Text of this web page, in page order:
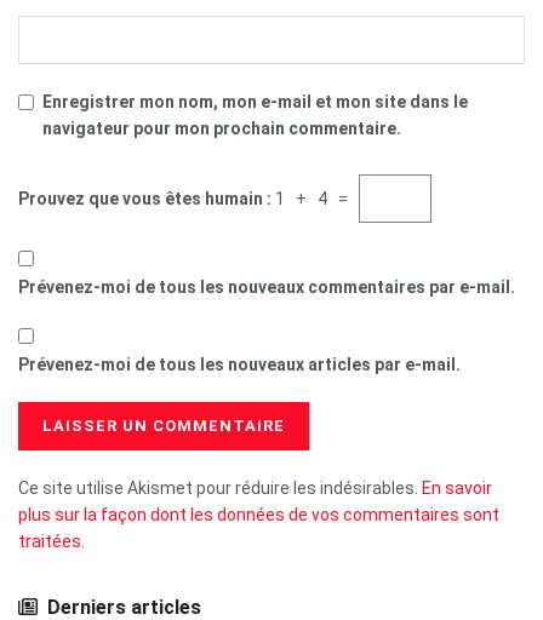
Enregistrer mon nom, mon e-mail et mon site dans le
navigateur pour mon prochain commentaire.
Prouvez que vous êtes humain : 1 + 4 =
Prévenez-moi de tous les nouveaux commentaires par e-mail.
Prévenez-moi de tous les nouveaux articles par e-mail.
Ce site utilise Akismet pour réduire les indésirables. En savoir
plus sur la façon dont les données de vos commentaires sont
traitées
Derniers articles